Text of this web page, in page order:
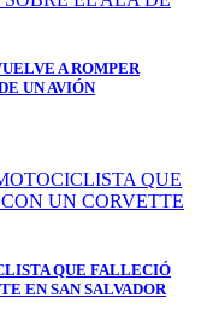
A ROMPER
UN AVIÓN
QUE FALLECIÓ
EN SAN SALVADOR